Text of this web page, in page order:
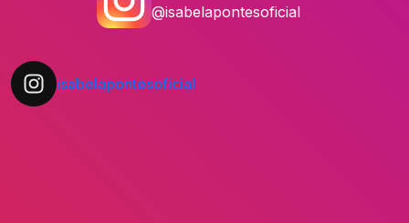
@isabelapontesoficial
isabelapontesoficial